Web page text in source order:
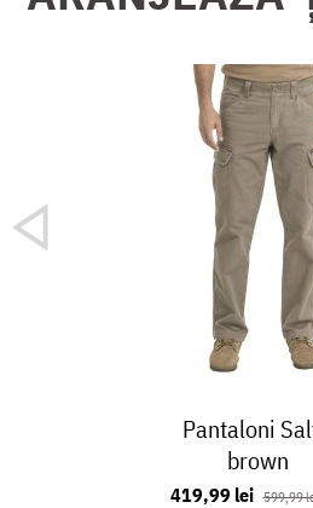
Pantaloni
brown
419,99 lei 599,99